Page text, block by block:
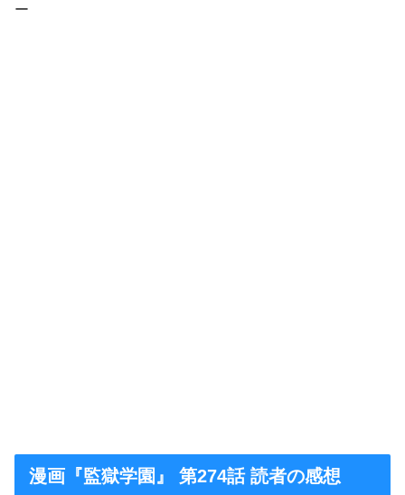
ー
漫画『監獄学園』 第274話 読者の感想